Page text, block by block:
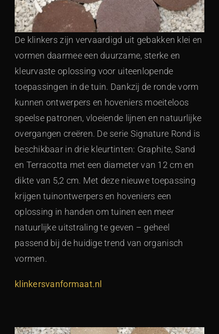
De klinkers zijn vervaardigd uit gebakken klei en
vormen daarmee een duurzame, sterke en
kleurvaste oplossing voor uiteenlopende
toepassingen in de tuin. Dankzij de ronde vorm
kunnen ontwerpers en hoveniers moeiteloos
speelse patronen, vloeiende lijnen en natuurlijke
overgangen creëren. De serie Signature Rond is
beschikbaar in drie kleurtinten: Graphite, Sand
en Terracotta met een diameter van 12 cm en
dikte van 5,2 cm. Met deze nieuwe toepassing
krijgen tuinontwerpers en hoveniers een
oplossing in handen om tuinen een meer
natuurlijke uitstraling te geven – geheel
passend bij de huidige trend van organisch
vormen.
klinkersvanformaat.nl